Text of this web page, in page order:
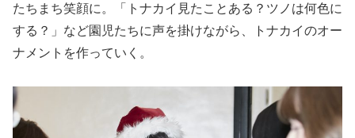
たちまち笑顔に。「トナカイ見たことある？ツノは何色に
する？」など園児たちに声を掛けながら、トナカイのオー
ナメントを作っていく。